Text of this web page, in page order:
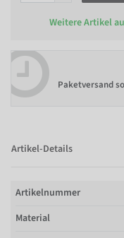
Weitere Artikel
Paketversand
Artikel-Details
Artikelnummer
Material